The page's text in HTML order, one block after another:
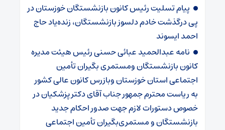
پیام تسلیت رئیس کانون بازنشستگان خوزستان در
پی درگذشت خادم دلسوز بازنشستگان، زنده‌یاد حاج
احمد ایسوند
نامه عبدالحمید عبائی حسنی رئیس هیئت مدیره
کانون بازنشستگان ومستمری بگیران تأمین
اجتماعی استان خوزستان وبازرس کانون عالی کشور
به ریاست محترم جمهور جناب آقای دکتر پزشکیان در
خصوص دستورات لازم جهت صدور احکام جدید
بازنشستگان و مستمری‌بگیران تأمین اجتماعی